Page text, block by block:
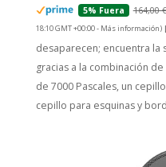
5% Fuera 164,00 €
18:10 GMT +00:00 - Más información)
desaparecen; encuentra la
gracias a la combinación
de 7000 Pascales, un
cepillo para esquinas y